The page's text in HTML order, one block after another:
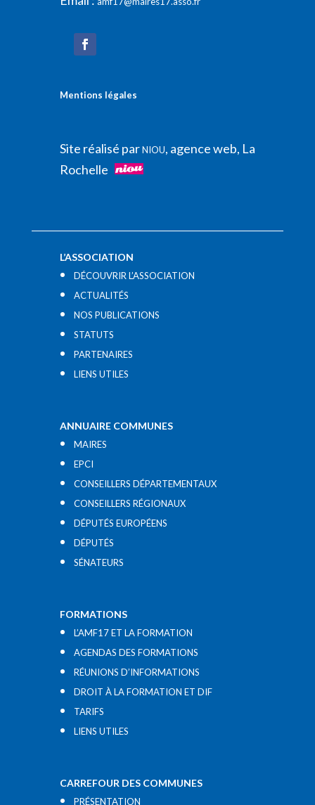
Mentions légales
Site réalisé parNIOU, agence web, La
Rochelle
L’ASSOCIATION
DÉCOUVRIR L’ASSOCIATION
ACTUALITÉS
NOS PUBLICATIONS
STATUTS
PARTENAIRES
LIENS UTILES​
ANNUAIRE COMMUNES
MAIRES
EPCI
CONSEILLERS DÉPARTEMENTAUX
CONSEILLERS RÉGIONAUX
DÉPUTÉS EUROPÉENS
DÉPUTÉS
SÉNATEURS
FORMATIONS
L’AMF17 ET LA FORMATION
AGENDAS DES FORMATIONS
RÉUNIONS D’INFORMATIONS
DROIT À LA FORMATION ET DIF
TARIFS
LIENS UTILES​
CARREFOUR DES COMMUNES
PRÉSENTATION